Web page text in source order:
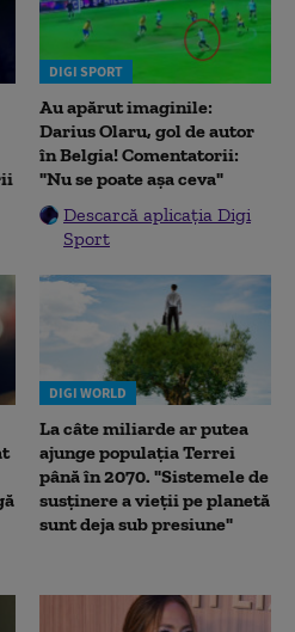
DIGI SPORT
Au apărut imaginile:
Darius Olaru, gol de autor
în Belgia! Comentatorii:
"Nu se poate așa ceva"
Descarcă aplicația Digi
Sport
DIGI WORLD
La câte miliarde ar putea
ajunge populația Terrei
până în 2070. "Sistemele de
susținere a vieții pe planetă
sunt deja sub presiune"